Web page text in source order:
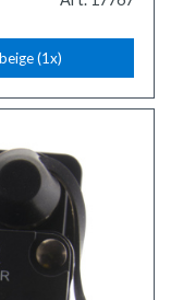
(1x)